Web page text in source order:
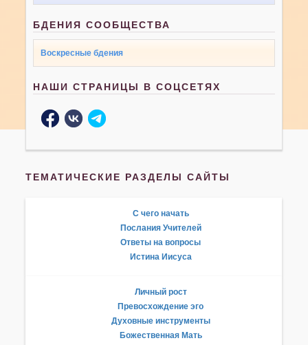
БДЕНИЯ СООБЩЕСТВА
Воскресные бдения
НАШИ СТРАНИЦЫ В СОЦСЕТЯХ
ТЕМАТИЧЕСКИЕ РАЗДЕЛЫ САЙТЫ
С чего начать
Послания Учителей
Ответы на вопросы
Истина Иисуса
Личный рост
Превосхождение эго
Духовные инструменты
Божественная Мать